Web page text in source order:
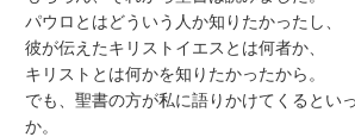
パウロとはどういう人か知りたかったし、
彼が伝えたキリストイエスとは何者か、
キリストとは何かを知りたかったから。
でも、聖書の方が私に語りかけてくるとい
か。